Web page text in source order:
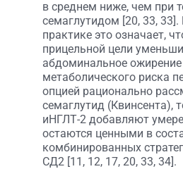
в среднем ниже, чем при
семаглутидом [20, 33, 33].
практике это означает,
прицельной цели
абдоминальное
метаболического риска
опцией рационально
семаглутид (Квинсента),
иНГЛТ-2 добавляют
остаются ценными в
комбинированных
СД2 [11, 12, 17, 20, 33, 34].